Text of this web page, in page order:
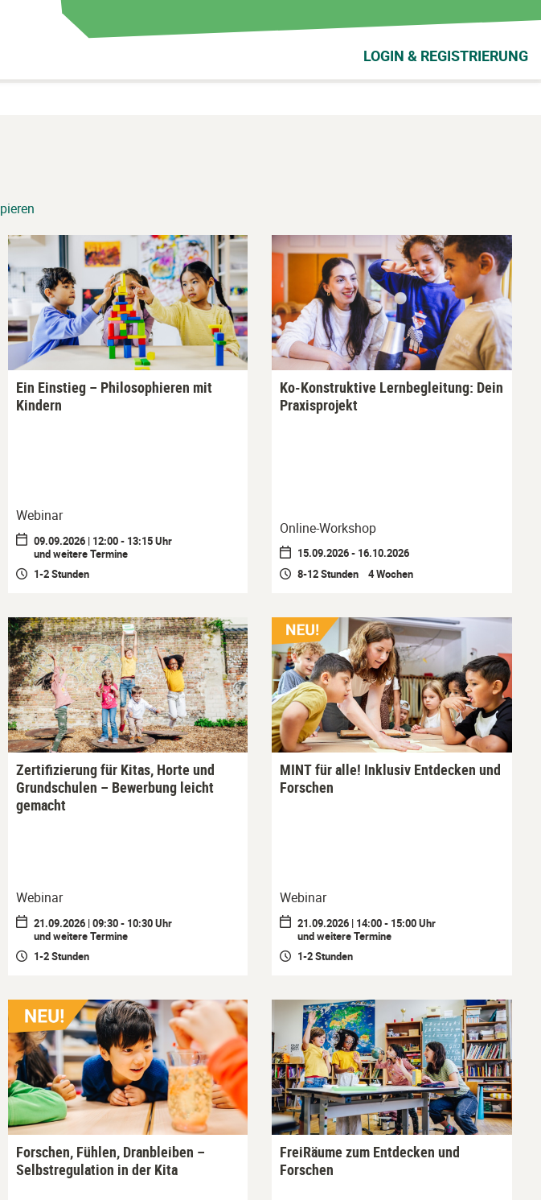
LOGIN & REGISTRIERUNG
Ein Einstieg – Philosophieren mit
Kindern
Webinar
09.09.2026 | 12:00 - 13:15 Uhr
und weitere Termine
1-2 Stunden
Ko-Konstruktive Lernbegleitung: Dein
Praxisprojekt
Online-Workshop
15.09.2026 - 16.10.2026
8-12 Stunden 4 Wochen
Zertifizierung für Kitas, Horte und
Grundschulen – Bewerbung leicht
gemacht
Webinar
21.09.2026 | 09:30 - 10:30 Uhr
und weitere Termine
1-2 Stunden
MINT für alle! Inklusiv Entdecken und
Forschen
Webinar
21.09.2026 | 14:00 - 15:00 Uhr
und weitere Termine
1-2 Stunden
Forschen, Fühlen, Dranbleiben –
Selbstregulation in der Kita
FreiRäume zum Entdecken und
Forschen